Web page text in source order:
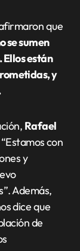
que
se sumen
Ellos están
y
Rafael
con
y
Además,
dice que
de